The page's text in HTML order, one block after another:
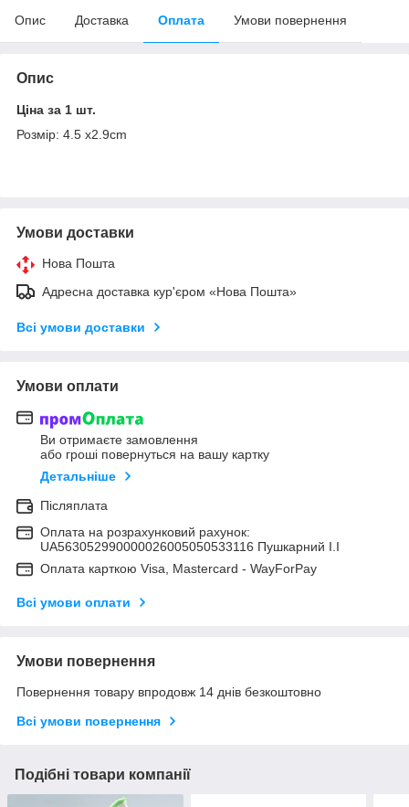
Опис Доставка Оплата Умови повернення
Опис
Ціна за 1 шт.
Розмір: 4.5 x2.9cm
Умови доставки
Нова Пошта
Адресна доставка кур'єром «Нова Пошта»
Всі умови доставки
Умови оплати
Ви отримаєте замовлення
або гроші повернуться на вашу картку
Детальніше
Післяплата
Оплата на розрахунковий рахунок:
UA563052990000026005050533116 Пушкарний І.І
Оплата карткою Visa, Mastercard - WayForPay
Всі умови оплати
Умови повернення
Повернення товару впродовж 14 днів безкоштовно
Всі умови повернення
Подібні товари компанії